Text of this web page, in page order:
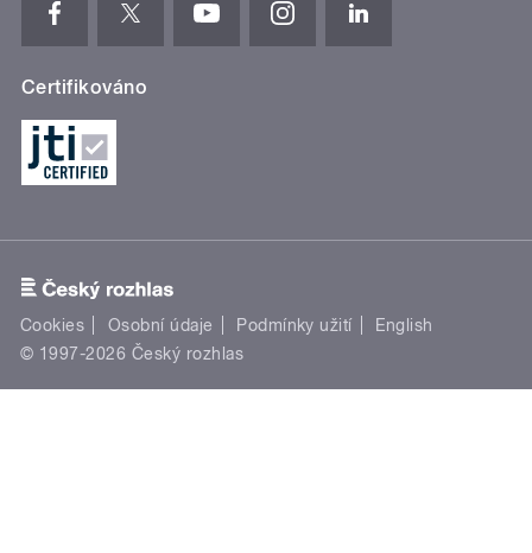
Certifikováno
Cookies Osobní údaje Podmínky užití
English
© 1997-2026 Český rozhlas